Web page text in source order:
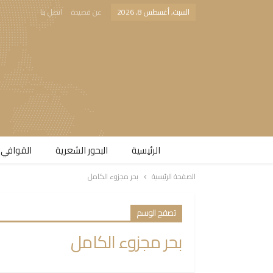
السبت, أغسطس 8, 2026 عن قصيدة اتصل بنا
الرئيسية البحور الشعرية​
الصفحة الرئيسية بحر مجزوء الكامل
تصفح الوسم
بحر مجزوء الكامل